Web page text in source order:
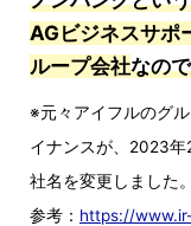
AGビジネスサポ
ループ会社なの
※元々アイフルのグ
イナンスが、2023年
社名を変更しました。
参考： https://